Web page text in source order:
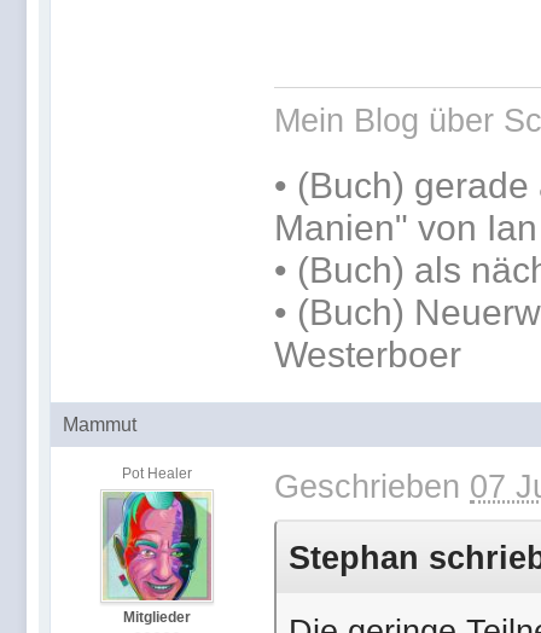
Mein Blog über
• (Buch) gerade
Manien" von
• (Buch) als
• (Buch)
Westerboer
Mammut
Pot Healer
Mitglieder
Geschrieben 07
Stephan